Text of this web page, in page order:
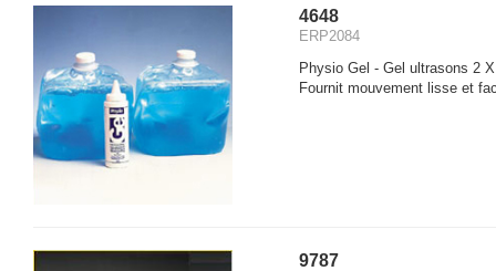
4648
ERP2084
Physio Gel - Gel ultrasons 2
Fournit mouvement lisse et
9787